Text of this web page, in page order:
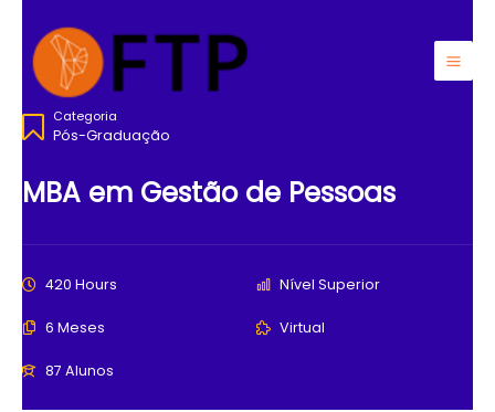
conteúdo
Categoria
Pós-Graduação
MBA em Gestão de Pessoas
420 Hours Nível Superior
6 Meses Virtual
87 Alunos